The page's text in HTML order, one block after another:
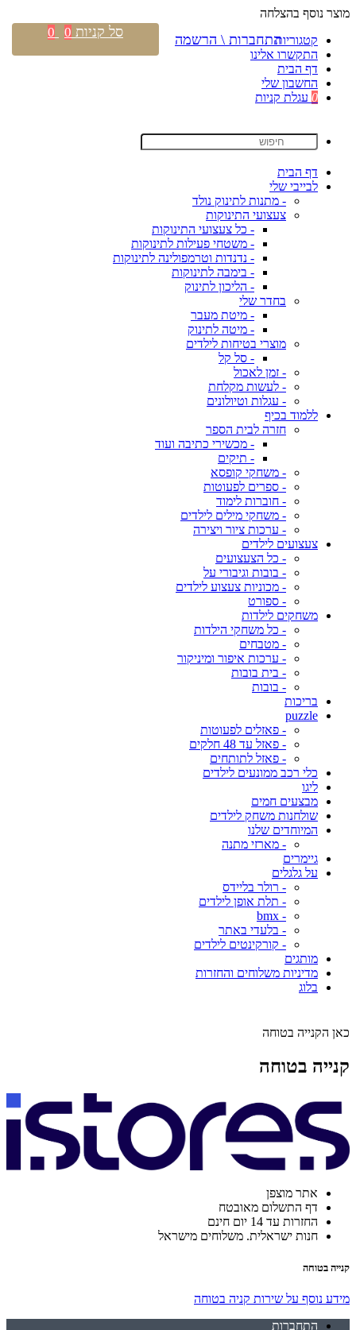
מוצר נוסף בהצלחה
קטגוריות
התקשרו אלינו
דף הבית
החשבון שלי
0 עגלת קניות
דף הבית
לבייבי שלי
- מתנות לתינוק נולד
צעצועי התינוקות
- כל צעצועי התינוקות
- משטחי פעילות לתינוקות
- נדנדות וטרמפולינה לתינוקות
- בימבה לתינוקות
- הליכון לתינוק
בחדר שלי
- מיטת מעבר
- מיטה לתינוק
מוצרי בטיחות לילדים
- סל קל
- זמן לאכול
- לעשות מקלחת
- עגלות וטיולונים
ללמוד בכיף
חזרה לבית הספר
- מכשירי כתיבה ועוד
- תיקים
- משחקי קופסא
- ספרים לפעוטות
- חוברות לימוד
- משחקי מילים לילדים
- ערכות ציור ויצירה
צעצועים לילדים
- כל הצעצועים
- בובות וגיבורי על
- מכוניות צעצוע לילדים
- ספורט
משחקים לילדות
- כל משחקי הילדות
- מטבחים
- ערכות איפור ומיניקור
- בית בובות
- בובות
בריכות
puzzle
- פאזלים לפעוטות
- פאזל עד 48 חלקים
- פאזל לתותחים
כלי רכב ממונעים לילדים
ליגו
מבצעים חמים
שולחנות משחק לילדים
המיוחדים שלנו
- מארזי מתנה
גיימרים
על גלגלים
- רולר בליידס
- תלת אופן לילדים
- bmx
- בלעדי באתר
- קורקינטים לילדים
מותגים
מדיניות משלוחים והחזרות
בלוג
כאן הקנייה בטוחה
קנייה בטוחה
אתר מוצפן
דף התשלום מאובטח
החזרות עד 14 יום חינם
חנות ישראלית. משלוחים מישראל
קנייה בטוחה
מידע נוסף על שירות קניה בטוחה
התחברות
התחברות \ הרשמה סל קניות 0
0